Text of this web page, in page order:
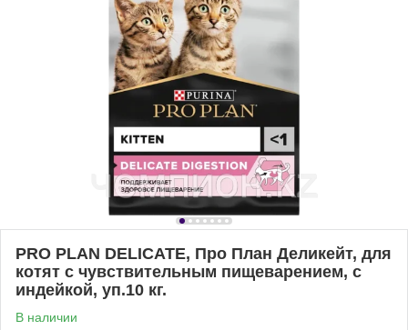
PRO PLAN DELICATE, Про План Деликейт, для
котят с чувствительным пищеварением, с
индейкой, уп.10 кг.
В наличии